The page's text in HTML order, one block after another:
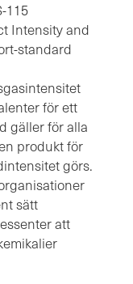
115
Intensity and
standard
för ett
gäller för alla
produkt för
görs.
sätt
att